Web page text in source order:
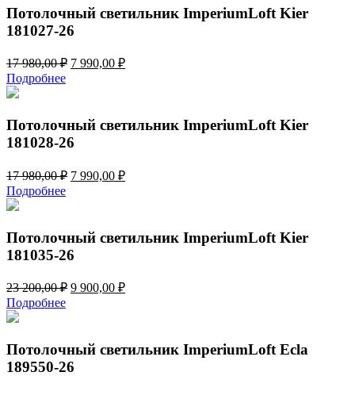
200,00 ₽.
Потолочный светильник ImperiumLoft Kier
181027-26
17 980,00₽ Первоначальная
980,00 ₽.
7 990,00 ₽Текущая
Подробнее
Потолочный светильник ImperiumLoft Kier
181028-26
17 980,00₽ Первоначальная
980,00 ₽.
7 990,00 ₽Текущая
Подробнее
Потолочный светильник ImperiumLoft Kier
181035-26
23 200,00₽ Первоначальная
200,00 ₽.
9 900,00 ₽Текущая
Подробнее
Потолочный светильник ImperiumLoft Ecla
189550-26